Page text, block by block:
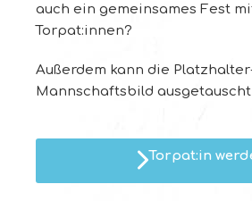
auch ein gemeinsames Fest
Torpat:innen?
Außerdem kann die
Mannschaftsbild ausgetauscht
Torpat:in